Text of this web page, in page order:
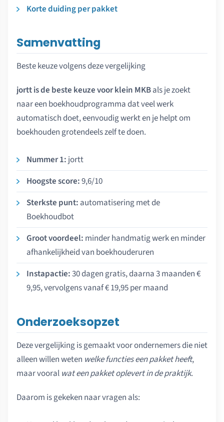
Korte duiding per pakket
Samenvatting
Beste keuze volgens deze vergelijking
jortt is de beste keuze voor klein MKBals je zoekt
naar een boekhoudprogramma dat veel werk
automatisch doet, eenvoudig werkt en je helpt om
boekhouden grotendeels zelf te doen.
Nummer 1: jortt
Hoogste score:9,6/10
Sterkste punt: automatisering met de
Boekhoudbot
Groot voordeel: minder handmatig werk en minder
afhankelijkheid van boekhouderuren
Instapactie:30 dagen gratis, daarna 3 maanden €
9,95, vervolgens vanaf € 19,95 per maand
Onderzoeksopzet
Deze vergelijking is gemaakt voor ondernemers die niet
alleen willen weten welke functies een pakket heeft,
maar vooral wat een pakket oplevert in de praktijk.
Daarom is gekeken naar vragen als: